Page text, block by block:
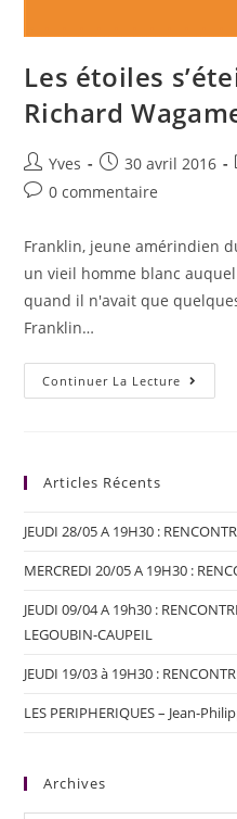
Les étoiles
Richard
Yves 30 avril 2016
0 commentaire
Franklin, jeune amérindien
un vieil homme blanc
quand il n'avait que
Franklin…
Continuer La Lecture
Articles Récents
JEUDI 28/05 A 19H30 :
MERCREDI 20/05 A 19H30 :
JEUDI 09/04 A 19h30 :
LEGOUBIN-CAUPEIL
JEUDI 19/03 à 19H30 :
LES PERIPHERIQUES – Jean-
Archives